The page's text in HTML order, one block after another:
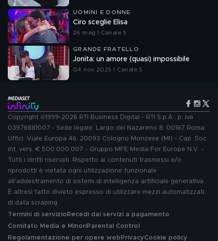
UOMINI E DONNE
Ciro sceglie Elisa
26 mag | Canale 5
GRANDE FRATELLO
Jonita: un amore (quasi) impossibile
04 nov 2025 | Canale 5
Copyright ©1999-2026 RTI Business Digital - RTI S.p.A.: p. iva
03976881007 - Sede legale: Largo del Nazareno 8, 00187 Roma.
Uffici: Viale Europa 46, 20093 Cologno Monzese (MI) - Cap. Soc.
int. vers. € 500.000.007 - Gruppo MFE Media For Europe N.V. -
Tutti i diritti riservati. Rispetto ai contenuti trasmessi e/o
riprodotti è vietata ogni utilizzazione funzionale
all'addestramento di sistemi di intelligenza artificiale generativa.
È altresì fatto divieto espresso di utilizzare mezzi automatizzati
di data scraping.
Termini di servizio Recedi dai servizi a pagamento
Comitato Media e MinoriParental Control
Regolamentazione per opere web PrivacyCookie policy